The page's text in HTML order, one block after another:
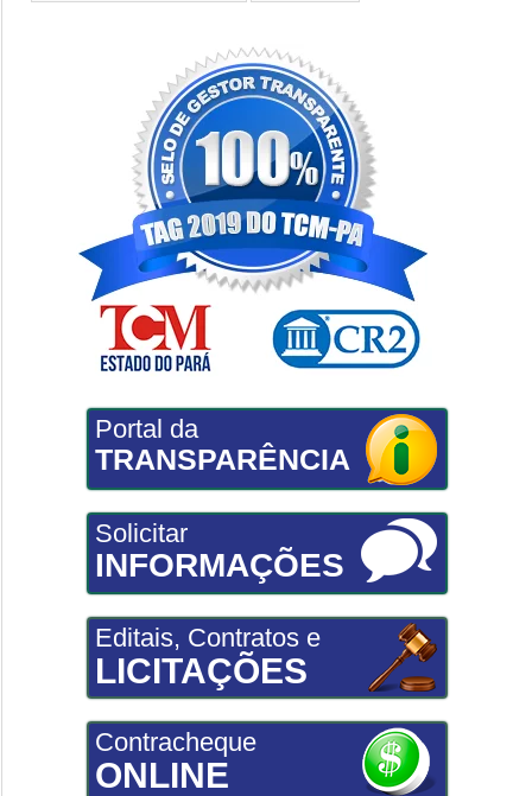
Portal da
TRANSPARÊNCIA
Solicitar
INFORMAÇÕES
Editais, Contratos e
LICITAÇÕES
Contracheque
ONLINE